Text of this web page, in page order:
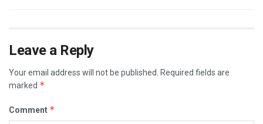
Leave a Reply
Your email address will not be published.
Required fields are
marked *
Comment *